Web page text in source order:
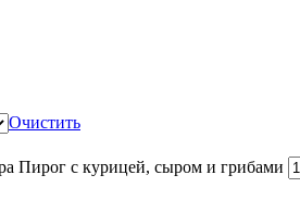
Очистить
Пирог с курицей, сыром и грибами